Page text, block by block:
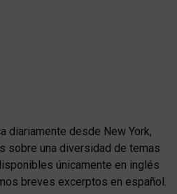
diariamente desde New York,
sobre una diversidad de temas
únicamente en inglés
breves excerptos en español.